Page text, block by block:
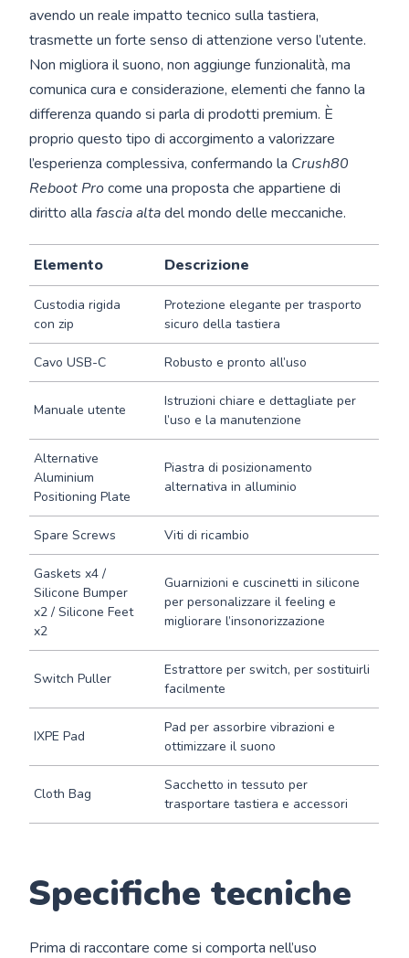
avendo un reale impatto tecnico sulla tastiera,
trasmette un forte senso di attenzione verso l’utente.
Non migliora il suono, non aggiunge funzionalità, ma
comunica cura e considerazione, elementi che fanno la
differenza quando si parla di prodotti premium. È
proprio questo tipo di accorgimento a valorizzare
l’esperienza complessiva, confermando la Crush80
Reboot Procome una proposta che appartiene di
diritto allafascia altadel mondo delle meccaniche.
Elemento Descrizione
Custodia rigida
con zip
Protezione elegante per trasporto
sicuro della tastiera
Cavo USB-C Robusto e pronto all’uso
Manuale utente
Istruzioni chiare e dettagliate per
l’uso e la manutenzione
Alternative
Aluminium
Positioning Plate
Piastra di posizionamento
alternativa in alluminio
Spare Screws Viti di ricambio
Gaskets x4 /
Silicone Bumper
x2 / Silicone Feet
x2
Guarnizioni e cuscinetti in silicone
per personalizzare il feeling e
migliorare l’insonorizzazione
Switch Puller
Estrattore per switch, per sostituirli
facilmente
IXPE Pad
Pad per assorbire vibrazioni e
ottimizzare il suono
Cloth Bag
Sacchetto in tessuto per
trasportare tastiera e accessori
Specifiche tecniche
Prima di raccontare come si comporta nell’uso